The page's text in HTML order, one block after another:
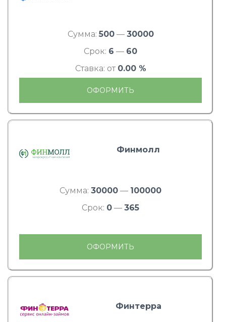
Сумма: 500— 30000
Срок: 6 — 60
Ставка: от 0.00 %
ОФОРМИТЬ
Финмолл
Сумма: 30000 — 100000
Срок: 0 — 365
ОФОРМИТЬ
Финтерра